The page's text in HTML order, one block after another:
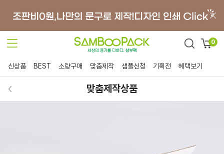
0
신상품 BEST 소량구매 맞춤제작 샘플신청 기획전 혜택보기
맞춤제작상품